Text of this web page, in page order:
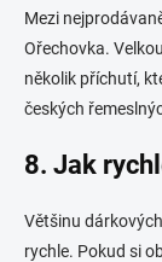
Mezi
Ořechovka.
několik příchutí,
českých
8. Jak
Většinu
rychle. Pokud si